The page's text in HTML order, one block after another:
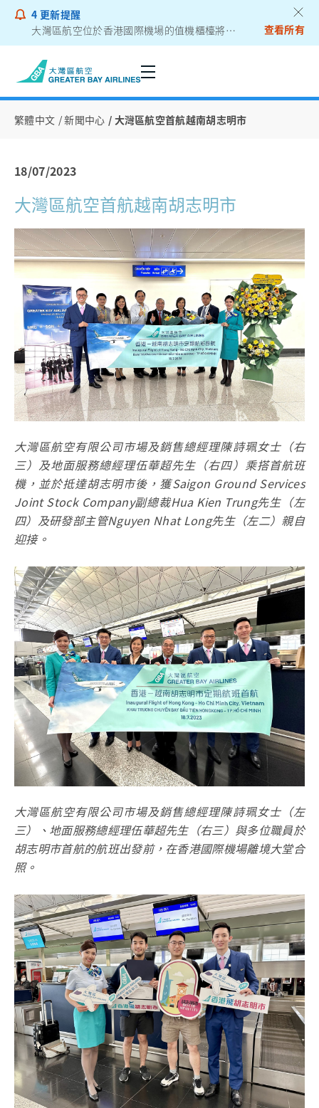
4 更新提醒
大灣區航空位於香港國際機場的值機櫃檯將遷往二號客運大樓
乘客通告 - 鋰電池外置充電器 查看所有
繁體中文 新聞中心 大灣區航空首航越南胡志明市
18/07/2023
大灣區航空首航越南胡志明市
大灣區航空有限公司市場及銷售總經理陳詩珮女士（右
三）及地面服務總經理伍華超先生（右四）乘搭首航班
機，並於抵達胡志明市後，獲Saigon Ground Services
Joint Stock Company副總裁Hua Kien Trung先生（左
四）及研發部主管Nguyen Nhat Long先生（左二）親自
迎接。
大灣區航空有限公司市場及銷售總經理陳詩珮女士（左
三）、地面服務總經理伍華超先生（右三）與多位職員於
胡志明市首航的航班出發前，在香港國際機場離境大堂合
照。